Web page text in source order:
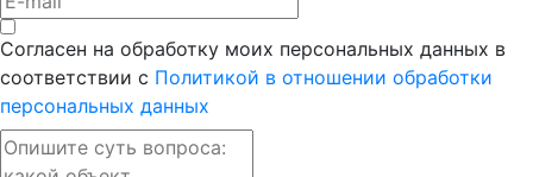
Согласен на обработку моих персональных данных в
соответствии с Политикой в отношении обработки
персональных данных